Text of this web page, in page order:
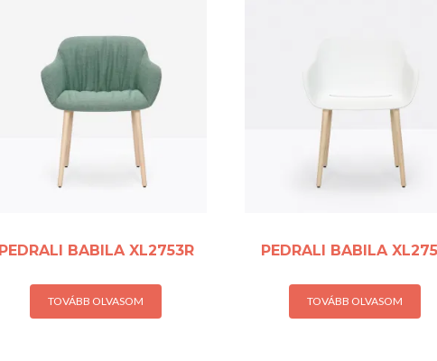
PEDRALI BABILA XL2753R
TOVÁBB OLVASOM
PEDRALI BABILA
TOVÁBB OLVASOM